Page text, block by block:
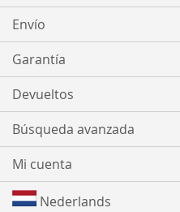
Envío
Garantía
Devueltos
Búsqueda avanzada
Mi cuenta
Nederlands